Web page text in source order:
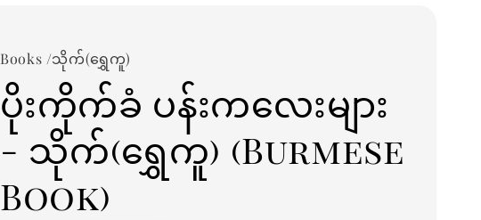
Books /သိုက်(ရွှေကူ)
ပိုးကိုက်ခံ ပန်းကလေးများ
- သိုက်(ရွှေကူ) (Burmese
Book)